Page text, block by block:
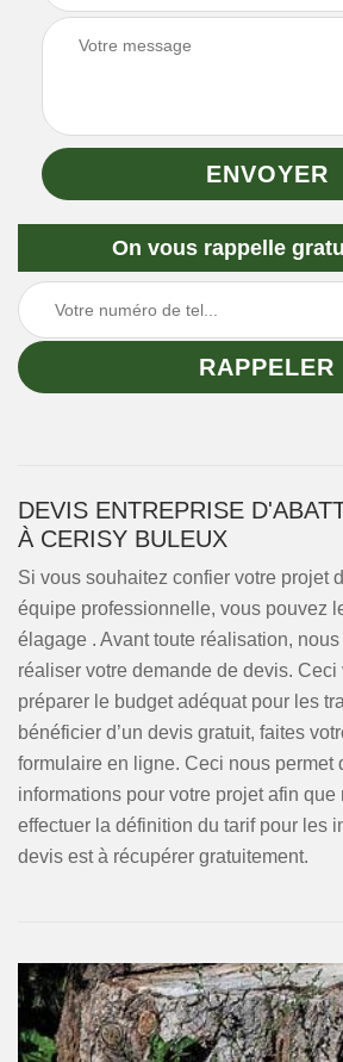
On vous rappelle
DEVIS ENTREPRISE
À CERISY BULEUX
Si vous souhaitez confier votre projet
équipe professionnelle, vous pouvez
élagage . Avant toute réalisation,
réaliser votre demande de devis. Ceci
préparer le budget adéquat pour les
bénéficier d’un devis gratuit, faites
formulaire en ligne. Ceci nous permet
informations pour votre projet afin
effectuer la définition du tarif pour les
devis est à récupérer gratuitement.